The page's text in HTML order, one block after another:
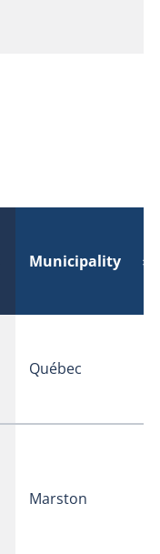
Municipality ↕
Québec
Marston